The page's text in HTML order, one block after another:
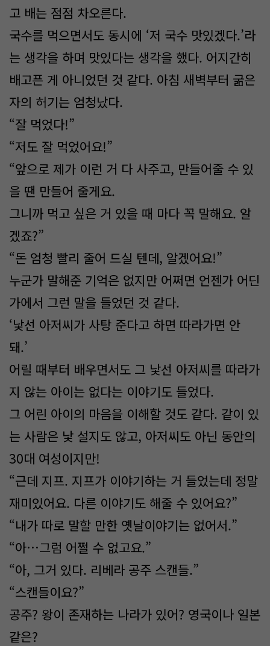
고 배는 점점 차오른다.
국수를 먹으면서도 동시에 ‘저 국수 맛있겠다.’라
는 생각을 하며 맛있다는 생각을 했다. 어지간히
배고픈 게 아니었던 것 같다. 아침 새벽부터 굶은
자의 허기는 엄청났다.
“잘 먹었다!”
“저도 잘 먹었어요!”
“앞으로 제가 이런 거 다 사주고, 만들어줄 수 있
을 땐 만들어 줄게요.
그니까 먹고 싶은 거 있을 때 마다 꼭 말해요. 알
겠죠?”
“돈 엄청 빨리 줄어 드실 텐데, 알겠어요!”
누군가 말해준 기억은 없지만 어쩌면 언젠가 어딘
가에서 그런 말을 들었던 것 같다.
‘낯선 아저씨가 사탕 준다고 하면 따라가면 안
돼.’
어릴 때부터 배우면서도 그 낯선 아저씨를 따라가
지 않는 아이는 없다는 이야기도 들었다.
그 어린 아이의 마음을 이해할 것도 같다. 같이 있
는 사람은 낯 설지도 않고, 아저씨도 아닌 동안의
30대 여성이지만!
“근데 지프. 지프가 이야기하는 거 들었는데 정말
재미있어요. 다른 이야기도 해줄 수 있어요?”
“내가 따로 말할 만한 옛날이야기는 없어서.”
“아…그럼 어쩔 수 없고요.”
“아, 그거 있다. 리베라 공주 스캔들.”
“스캔들이요?”
공주? 왕이 존재하는 나라가 있어? 영국이나 일본
같은?